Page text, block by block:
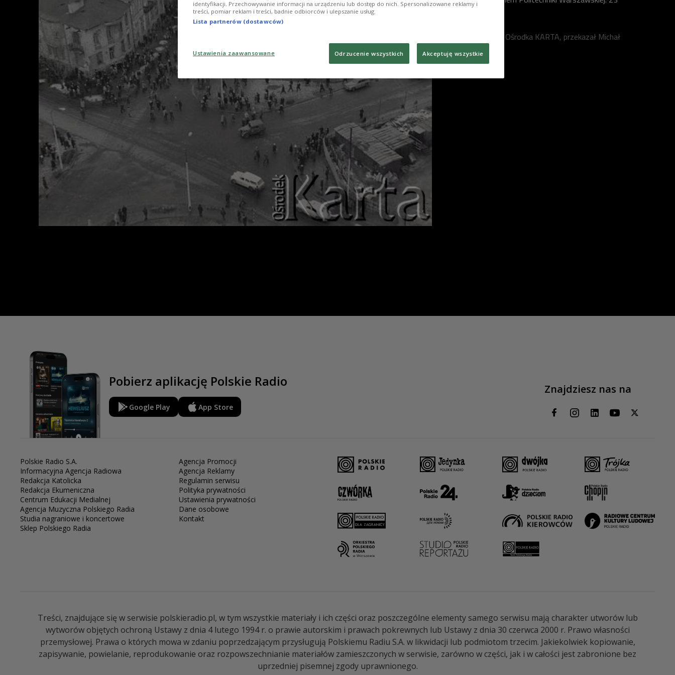
marca 1968.
Foto: NN, zbiory Ośrodka KARTA, przekazał Michał
Pobierz aplikację Polskie Radio
Google Play App Store
Znajdziesz nas na
Polskie Radio S.A.
Informacyjna Agencja Radiowa
Redakcja Katolicka
Redakcja Ekumeniczna
Centrum Edukacji Medialnej
Agencja Muzyczna Polskiego Radia
Studia nagraniowe i koncertowe
Sklep Polskiego Radia
Agencja Promocji
Agencja Reklamy
Regulamin serwisu
Polityka prywatności
Ustawienia prywatności
Dane osobowe
Kontakt
Treści, znajdujące się w serwisie polskieradio.pl, w tym wszystkie materiały i ich części oraz poszczególne elementy samego serwisu mają charakter utworów lub
wytworów objętych ochroną Ustawy z dnia 4 lutego 1994 r. o prawie autorskim i prawach pokrewnych lub Ustawy z dnia 30 czerwca 2000 r. Prawo własności
przemysłowej. Prawa o których mowa w zdaniu poprzedzającym przysługują Polskiemu Radiu S.A. w likwidacji lub podmiotom trzecim. Jakiekolwiek kopiowanie,
zapisywanie, powielanie, reprodukowanie oraz rozpowszechnianie materiałów zamieszczonych w serwisie, zarówno w części, jak i w całości jest zabronione bez
uprzedniej pisemnej zgody uprawnionego.
identyfikacji. Przechowywanie informacji na urządzeniu lub dostęp do nich. Spersonalizowane reklamy i
treści, pomiar reklam i treści, badnie odbiorców i ulepszanie usług.
Lista partnerów (dostawców)
Ustawienia zaawansowane Odrzucenie wszystkich Akceptuję wszystkie